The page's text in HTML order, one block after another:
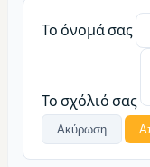
Το όνομά σας
Το σχόλιό σας
Ακύρωση